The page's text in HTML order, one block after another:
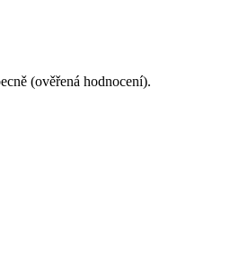
(ověřená hodnocení).